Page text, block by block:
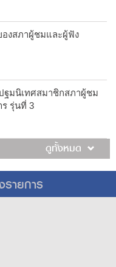
งสภาผู้ชมและผู้ฟัง
ฐมนิเทศสมาชิกสภาผู้ชม
ร รุ่นที่ 3
ดูทั้งหมด
ายการ